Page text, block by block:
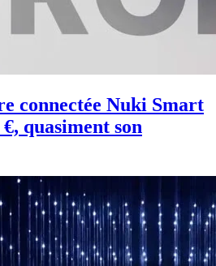
connectée Nuki Smart
quasiment son